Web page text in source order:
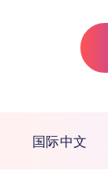
国际中文